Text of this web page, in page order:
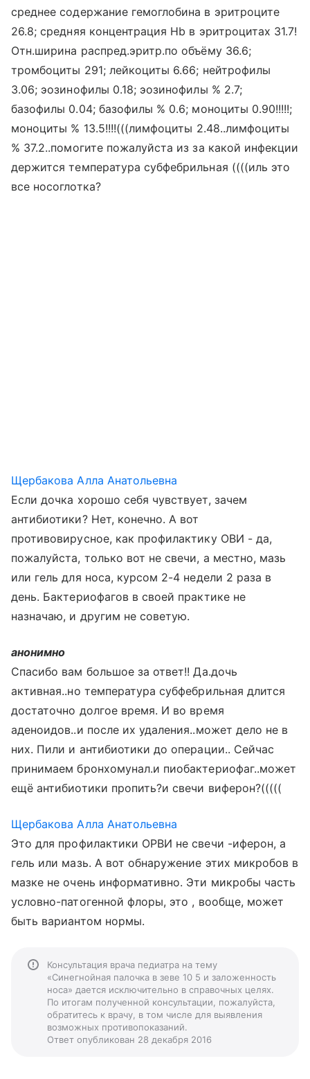
среднее содержание гемоглобина в эритроците
26.8; средняя концентрация Hb в эритроцитах 31.7!
Отн.ширина распред.эритр.по объёму 36.6;
тромбоциты 291; лейкоциты 6.66; нейтрофилы
3.06; эозинофилы 0.18; эозинофилы % 2.7;
базофилы 0.04; базофилы % 0.6; моноциты 0.90!!!!!;
моноциты % 13.5!!!!(((лимфоциты 2.48..лимфоциты
% 37.2..помогите пожалуйста из за какой инфекции
держится температура субфебрильная ((((иль это
все носоглотка?
Щербакова Алла Анатольевна
Если дочка хорошо себя чувствует, зачем
антибиотики? Нет, конечно. А вот
противовирусное, как профилактику ОВИ - да,
пожалуйста, только вот не свечи, а местно, мазь
или гель для носа, курсом 2-4 недели 2 раза в
день. Бактериофагов в своей практике не
назначаю, и другим не советую.
анонимно
Спасибо вам большое за ответ!! Да.дочь
активная..но температура субфебрильная длится
достаточно долгое время. И во время
аденоидов..и после их удаления..может дело не в
них. Пили и антибиотики до операции.. Сейчас
принимаем бронхомунал.и пиобактериофаг..может
ещё антибиотики пропить?и свечи виферон?(((((
Щербакова Алла Анатольевна
Это для профилактики ОРВИ не свечи -иферон, а
гель или мазь. А вот обнаружение этих микробов в
мазке не очень информативно. Эти микробы часть
условно-патогенной флоры, это , вообще, может
быть вариантом нормы.
Консультация врача педиатра на тему
«Синегнойная палочка в зеве 10 5 и заложенность
носа» дается исключительно в справочных целях.
По итогам полученной консультации, пожалуйста,
обратитесь к врачу, в том числе для выявления
возможных противопоказаний.
Ответ опубликован 28 декабря 2016